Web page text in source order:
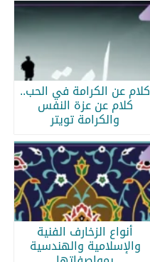
كلام عن الكرامة في الحب..
كلام عن عزة النفس
والكرامة تويتر
أنواع الزخارف الفنية
والإسلامية والهندسية